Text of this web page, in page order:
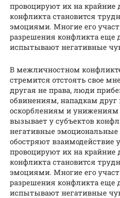
провоцируют их на крайние
конфликта становится
эмоциями. Многие его
разрешения конфликта еще
испытывают негативные
В межличностном
стремится отстоять свое
другая не права, люди
обвинениям, нападкам друг
оскорблениям и унижениям
вызывает у субъектов
негативные
обостряют взаимодействие
провоцируют их на крайние
конфликта становится
эмоциями. Многие его
разрешения конфликта еще
испытывают негативные